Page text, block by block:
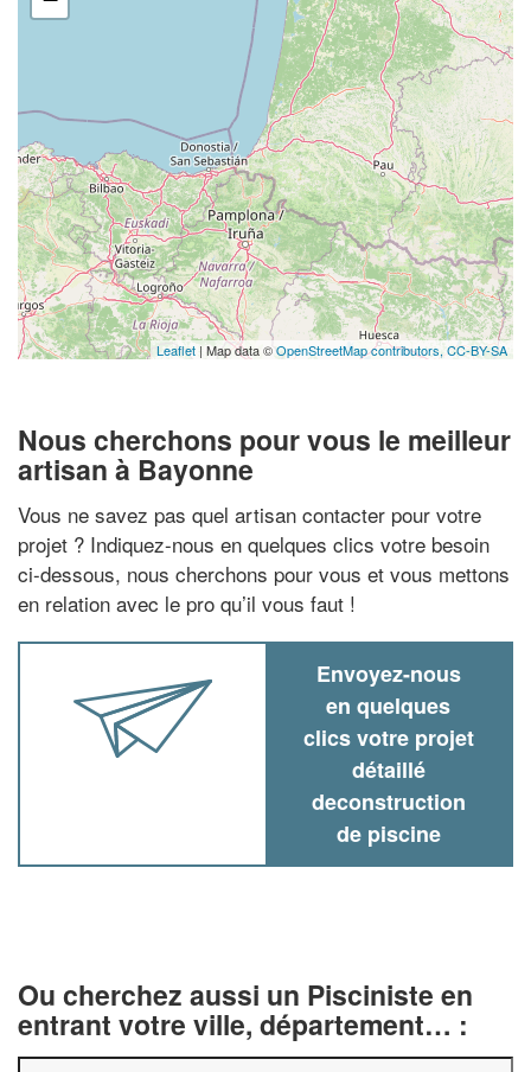
Leaflet | Map data ©OpenStreetMap contributors, CC-BY-SA
Nous cherchons pour vous le meilleur
artisan à Bayonne
Vous ne savez pas quel artisan contacter pour votre
projet ? Indiquez-nous en quelques clics votre besoin
ci-dessous, nous cherchons pour vous et vous mettons
en relation avec le pro qu’il vous faut !
Envoyez-nous
en quelques
clics votre projet
détaillé
deconstruction
de piscine
Ou cherchez aussi un Pisciniste en
entrant votre ville, département… :